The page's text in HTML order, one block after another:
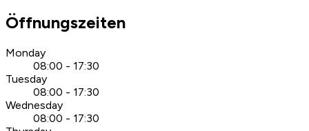
Öffnungszeiten
Monday
08:00 - 17:30
Tuesday
08:00 - 17:30
Wednesday
08:00 - 17:30